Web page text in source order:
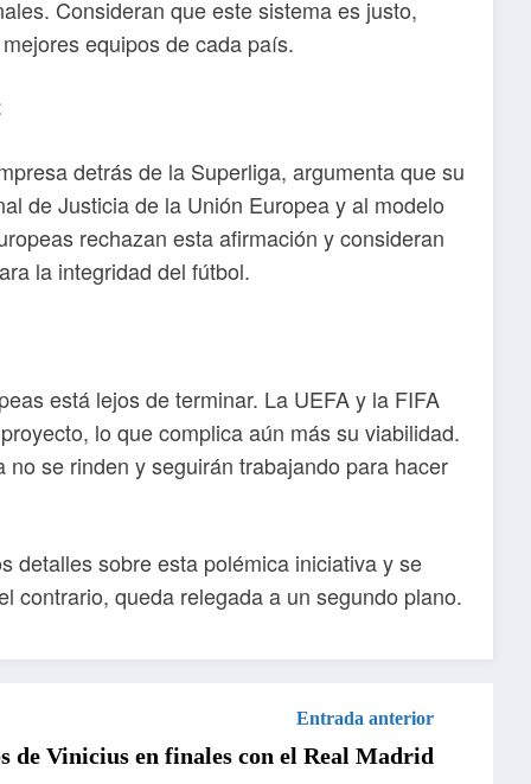
Consideran que este sistema es justo,
equipos de cada país.
detrás de la Superliga, argumenta que su
de Justicia de la Unión Europea y al modelo
rechazan esta afirmación y consideran
la integridad del fútbol.
está lejos de terminar. La UEFA y la FIFA
lo que complica aún más su viabilidad.
se rinden y seguirán trabajando para hacer
detalles sobre esta polémica iniciativa y se
contrario, queda relegada a un segundo plano.
Entrada anterior
de Vinicius en finales con el Real Madrid